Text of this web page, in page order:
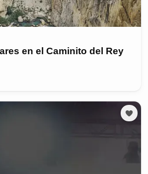
en el Caminito del Rey